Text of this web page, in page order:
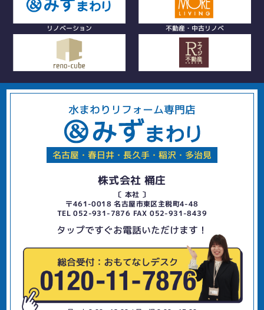
リノベーション 不動産・中古リノベ
水まわりリフォーム専門店
名古屋・春日井・長久手・稲沢・多治見
株式会社 桶庄
〔 本社 〕
〒461-0018 名古屋市東区主税町4-48
TEL 052-931-7876 FAX 052-931-8439
タップですぐお電話いただけます！